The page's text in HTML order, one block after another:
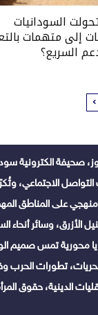
السودانيات
إلى متهمات
السريع؟
صحيفة الكترونية
الاجتماعي،
على المناطق
الأزرق، وسائر أنحاء
محورية تمس صميم
تطورات الحرب
الدينية، حقوق